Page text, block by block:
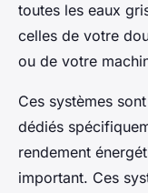
toutes les eaux
celles de votre
ou de votre
Ces systèmes
dédiés
rendement
important. Ces